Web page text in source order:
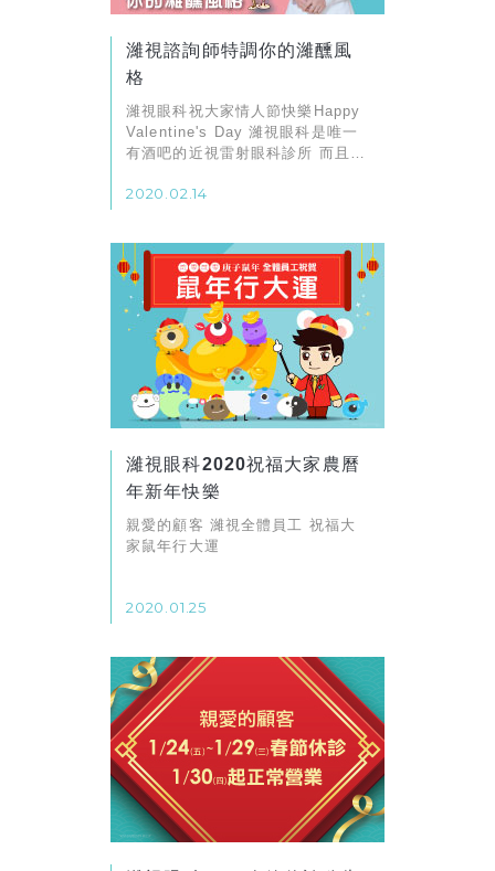
濰視諮詢師特調你的濰醺風
格
濰視眼科祝大家情人節快樂Happy
Valentine's Day 濰視眼科是唯一
有酒吧的近視雷射眼科診所 而且每
2020.02.14
濰視眼科2020祝福大家農曆
年新年快樂
親愛的顧客 ​​​​​​​濰視全體員工 祝福大
家鼠年行大運
2020.01.25